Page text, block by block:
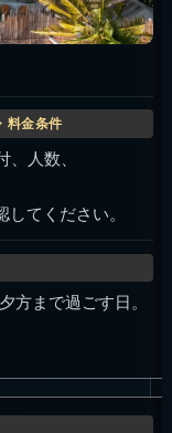
人数、
てください。
方まで過ごす日。